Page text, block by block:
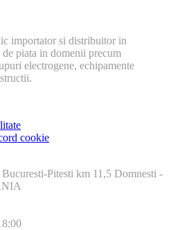
importator si distribuitor in
piata in domenii precum
electrogene, echipamente
cookie
Pitesti km 11,5 Domnesti -